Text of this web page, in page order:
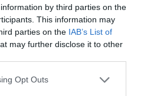
by third parties on the
This information may
parties on the IAB’s List of
may further disclose it to other
app uses one or more Google
Opt Outs